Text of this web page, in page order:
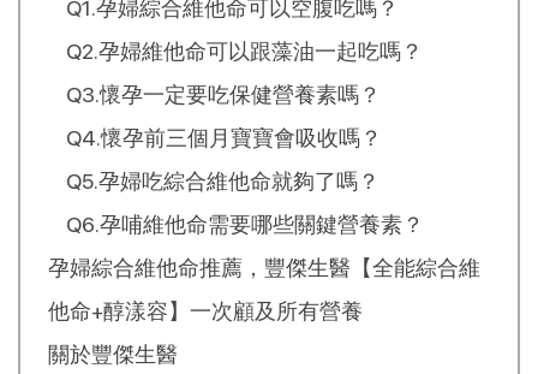
Q1.孕婦綜合維他命可以空腹吃嗎？
Q2.孕婦維他命可以跟藻油一起吃嗎？
Q3.懷孕一定要吃保健營養素嗎？
Q4.懷孕前三個月寶寶會吸收嗎？
Q5.孕婦吃綜合維他命就夠了嗎？
Q6.孕哺維他命需要哪些關鍵營養素？
孕婦綜合維他命推薦，豐傑生醫【全能綜合維
他命+醇漾容】一次顧及所有營養
關於豐傑生醫